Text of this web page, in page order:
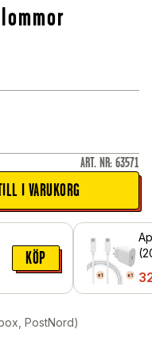
ART. NR: 63571
I VARUKORG
KÖP
PostNord)